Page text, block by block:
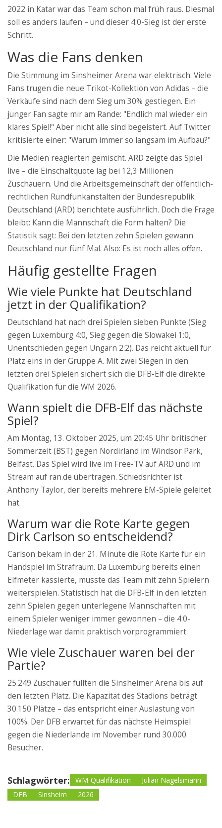
2022 in Katar war das Team schon mal früh raus. Diesmal
soll es anders laufen – und dieser 4:0-Sieg ist der erste
Schritt.
Was die Fans denken
Die Stimmung im Sinsheimer Arena war elektrisch. Viele
Fans trugen die neue Trikot-Kollektion von Adidas – die
Verkäufe sind nach dem Sieg um 30% gestiegen. Ein
junger Fan sagte mir am Rande: "Endlich mal wieder ein
klares Spiel!" Aber nicht alle sind begeistert. Auf Twitter
kritisierte einer: "Warum immer so langsam im Aufbau?"
Die Medien reagierten gemischt. ARD zeigte das Spiel
live – die Einschaltquote lag bei 12,3 Millionen
Zuschauern. Und die Arbeitsgemeinschaft der öffentlich-
rechtlichen Rundfunkanstalten der Bundesrepublik
Deutschland (ARD) berichtete ausführlich. Doch die Frage
bleibt: Kann die Mannschaft die Form halten? Die
Statistik sagt: Bei den letzten zehn Spielen gewann
Deutschland nur fünf Mal. Also: Es ist noch alles offen.
Häufig gestellte Fragen
Wie viele Punkte hat Deutschland
jetzt in der Qualifikation?
Deutschland hat nach drei Spielen sieben Punkte (Sieg
gegen Luxemburg 4:0, Sieg gegen die Slowakei 1:0,
Unentschieden gegen Ungarn 2:2). Das reicht aktuell für
Platz eins in der Gruppe A. Mit zwei Siegen in den
letzten drei Spielen sichert sich die DFB-Elf die direkte
Qualifikation für die WM 2026.
Wann spielt die DFB-Elf das nächste
Spiel?
Am Montag, 13. Oktober 2025, um 20:45 Uhr britischer
Sommerzeit (BST) gegen Nordirland im Windsor Park,
Belfast. Das Spiel wird live im Free-TV auf ARD und im
Stream auf ran.de übertragen. Schiedsrichter ist
Anthony Taylor, der bereits mehrere EM-Spiele geleitet
hat.
Warum war die Rote Karte gegen
Dirk Carlson so entscheidend?
Carlson bekam in der 21. Minute die Rote Karte für ein
Handspiel im Strafraum. Da Luxemburg bereits einen
Elfmeter kassierte, musste das Team mit zehn Spielern
weiterspielen. Statistisch hat die DFB-Elf in den letzten
zehn Spielen gegen unterlegene Mannschaften mit
einem Spieler weniger immer gewonnen – die 4:0-
Niederlage war damit praktisch vorprogrammiert.
Wie viele Zuschauer waren bei der
Partie?
25.249 Zuschauer füllten die Sinsheimer Arena bis auf
den letzten Platz. Die Kapazität des Stadions beträgt
30.150 Plätze – das entspricht einer Auslastung von
100%. Der DFB erwartet für das nächste Heimspiel
gegen die Niederlande im November rund 30.000
Besucher.
Schlagwörter: WM-Qualifikation
Julian Nagelsmann
DFB
Sinsheim 2026